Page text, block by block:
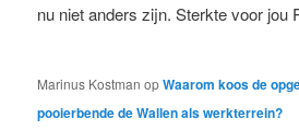
nu niet anders zijn. Sterkte voor jou
Marinus Kostman opWaarom koos de
pooierbende de Wallen als werkterrein?